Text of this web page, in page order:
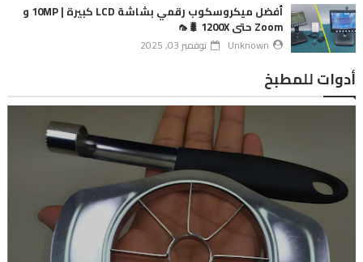
أفضل ميكروسكوب رقمي بشاشة LCD كبيرة | 10MP و
Zoom حتى 1200X 🐛🦟
Unknown نوفمبر 03, 2025
أدوات للمطبخ